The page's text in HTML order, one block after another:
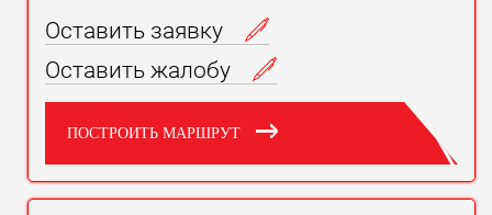
Оставить заявку
Оставить жалобу
ПОСТРОИТЬ МАРШРУТ